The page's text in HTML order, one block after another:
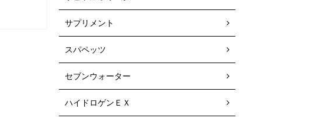
サプリメント
スパペッツ
セブンウォーター
ハイドロゲンＥＸ